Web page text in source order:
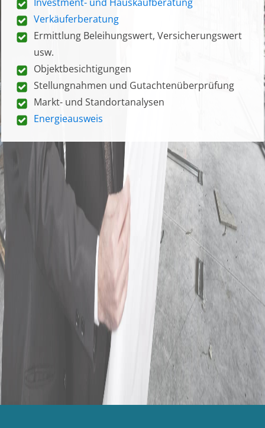
Verkäuferberatung
Ermittlung Beleihungswert, Versicherungswert
usw.
Objektbesichtigungen
Stellungnahmen und Gutachtenüberprüfung
Markt- und Standortanalysen
Energieausweis